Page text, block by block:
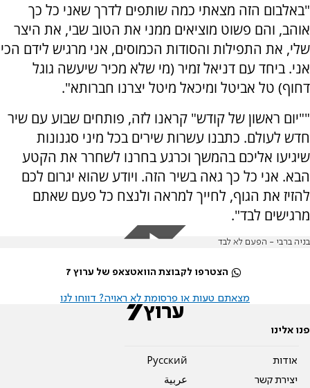
"באלבום הזה מצאתי כמה שותפים לדרך שאני כל כך
אוהב, והם פשוט מוציאים ממני את הטוב שבי, את היצר
שלי, את התפילות והסודות הכמוסים, אני מרגיש לידם הכי
אני. ביחד עם דניאל זמיר (מי שלא מכיר שיעשה גוגל
דחוף) טל אביטל ומיכאל מיטל יצרנו חברותא".
""יום ראשון של קודש" קראנו לזה, פותחים שבוע עם שיר
חדש לעולם. כתבנו עשרות שירים בכל מיני סגנונות
שיגיעו אליכם בהמשך וכרגע בחרנו לשחרר את הקטע
הבא. אני כל כך גאה בשיר הזה. ויודע שהוא יגרום לכם
להזיז את הגוף, לחייך למראה ולנצח כל פעם שאתם
מרגישים לבד".
בניה ברבי - הפעם לא לבד
הצטרפו לקבוצת הוואטצאפ של ערוץ 7
מצאתם טעות או פרסומת לא ראויה? דווחו לנו
פנו אלינו
אודות
יצירת קשר
Pусский
عربية